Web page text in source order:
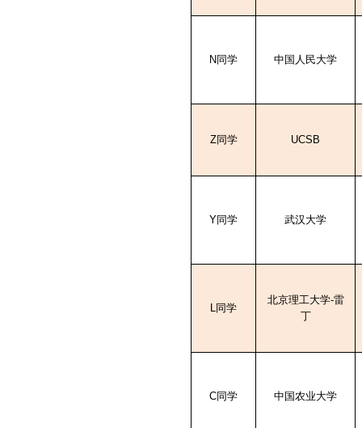
N 同学 中国人民大学
Z同学 UCSB
Y同学 武汉大学
L同学
北京理工大学-雷
丁
C同学 中国农业大学